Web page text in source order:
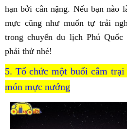
hạn bởi cân nặng. Nếu bạn nào
mực cũng như muốn tự trải
trong chuyến du lịch Phú
phải thử nhé!
5. Tổ chức một buổi cắm
món mực nướng